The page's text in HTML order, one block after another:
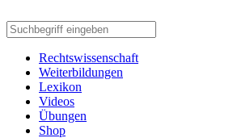
Rechtswissenschaft
Weiterbildungen
Lexikon
Videos
Übungen
Shop